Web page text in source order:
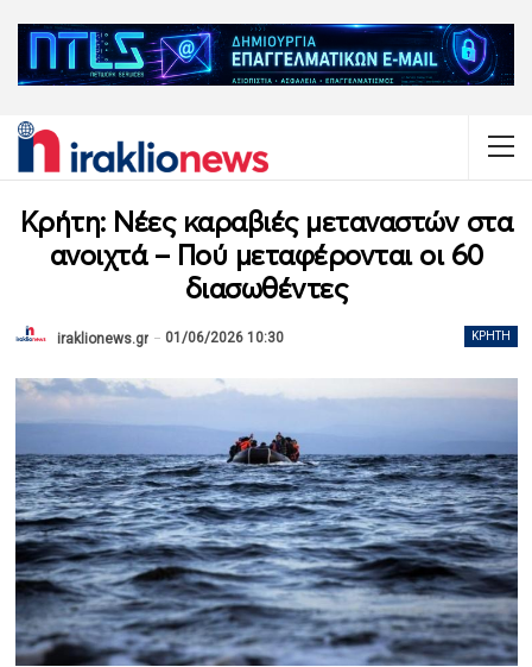
Κρήτη: Νέες καραβιές μεταναστών στα
ανοιχτά – Πού μεταφέρονται οι 60
διασωθέντες
ΚΡΉΤΗ
iraklionews.gr 01/06/2026 10:30